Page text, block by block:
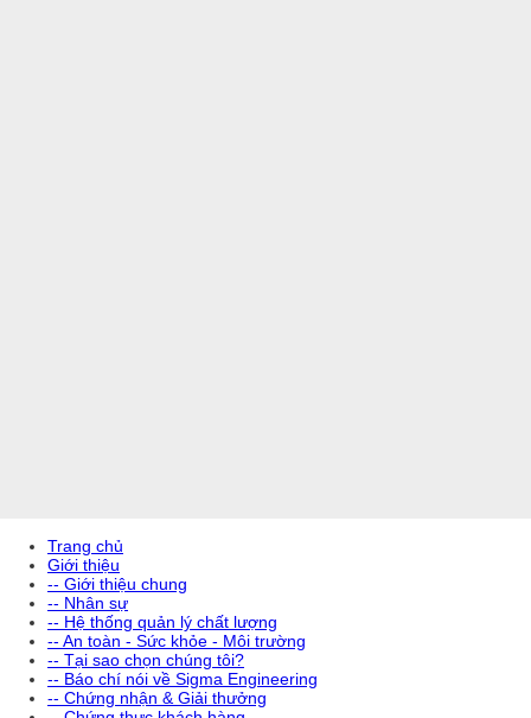
Trang chủ
Giới thiệu
-- Giới thiệu chung
-- Nhân sự
-- Hệ thống quản lý chất lượng
-- An toàn - Sức khỏe - Môi trường
-- Tại sao chọn chúng tôi?
-- Báo chí nói về Sigma Engineering
-- Chứng nhận & Giải thưởng